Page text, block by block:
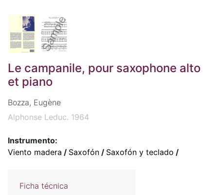
Le campanile, pour saxophone alto
et piano
Bozza, Eugène
Alphonse Leduc. 1964
Instrumento:
Viento madera / Saxofón / Saxofón y teclado /
Ficha técnica